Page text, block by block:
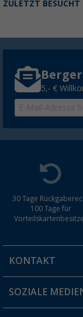
ZULETZT BESUCHT
5,- €
30 Tage
100 Tage für
KONTAKT
Du hast eine
SOZIALE